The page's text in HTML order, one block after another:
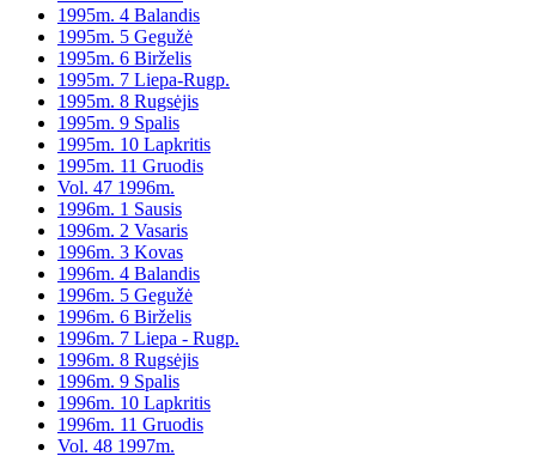
1995m. 4 Balandis
1995m. 5 Gegužė
1995m. 6 Birželis
1995m. 7 Liepa-Rugp.
1995m. 8 Rugsėjis
1995m. 9 Spalis
1995m. 10 Lapkritis
1995m. 11 Gruodis
Vol. 47 1996m.
1996m. 1 Sausis
1996m. 2 Vasaris
1996m. 3 Kovas
1996m. 4 Balandis
1996m. 5 Gegužė
1996m. 6 Birželis
1996m. 7 Liepa - Rugp.
1996m. 8 Rugsėjis
1996m. 9 Spalis
1996m. 10 Lapkritis
1996m. 11 Gruodis
Vol. 48 1997m.